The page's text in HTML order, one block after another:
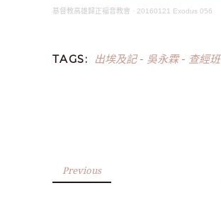
基督教高雄歸正福音教會 · 20160121 Exodus 056
TAGS: 出埃及記- 吳永霖- 查經班
Previous